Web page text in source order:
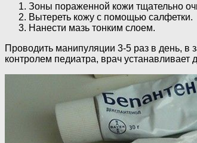
Зоны пораженной кожи тщательно
Вытереть кожу с помощью салфетки.
Нанести мазь тонким слоем.
Проводить манипуляции 3-5 раз в день, в
контролем педиатра, врач устанавливает